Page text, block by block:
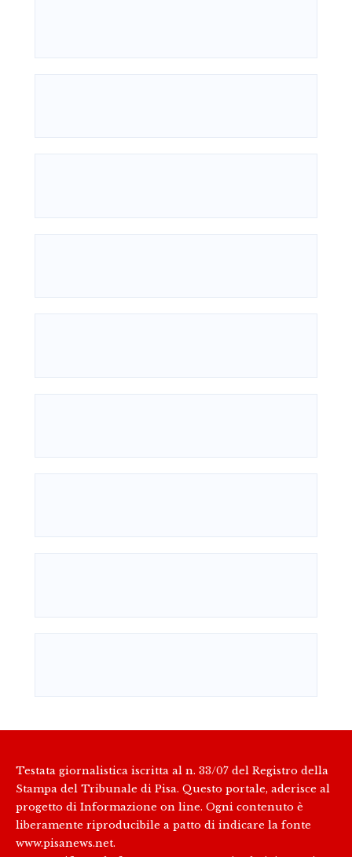
Testata giornalistica iscritta al n. 33/07 del Registro della
Stampa del Tribunale di Pisa. Questo portale, aderisce al
progetto di Informazione on line. Ogni contenuto è
liberamente riproducibile a patto di indicare la fonte
www.pisanews.net.